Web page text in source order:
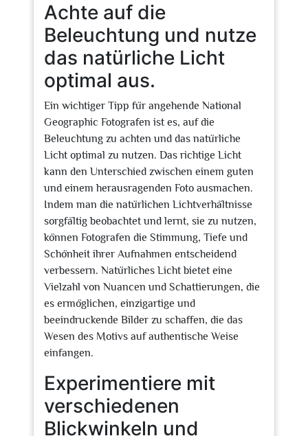
Achte auf die
Beleuchtung und nutze
das natürliche Licht
optimal aus.
Ein wichtiger Tipp für angehende National
Geographic Fotografen ist es, auf die
Beleuchtung zu achten und das natürliche
Licht optimal zu nutzen. Das richtige Licht
kann den Unterschied zwischen einem guten
und einem herausragenden Foto ausmachen.
Indem man die natürlichen Lichtverhältnisse
sorgfältig beobachtet und lernt, sie zu nutzen,
können Fotografen die Stimmung, Tiefe und
Schönheit ihrer Aufnahmen entscheidend
verbessern. Natürliches Licht bietet eine
Vielzahl von Nuancen und Schattierungen, die
es ermöglichen, einzigartige und
beeindruckende Bilder zu schaffen, die das
Wesen des Motivs auf authentische Weise
einfangen.
Experimentiere mit
verschiedenen
Blickwinkeln und